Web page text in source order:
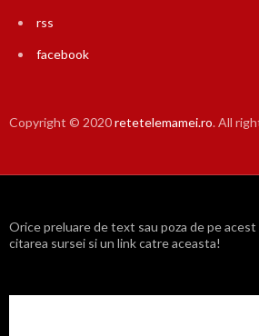
rss
facebook
Copyright © 2020retetelemamei.ro. All
Orice preluare de text sau poza de pe acest
citarea sursei si un link catre aceasta!